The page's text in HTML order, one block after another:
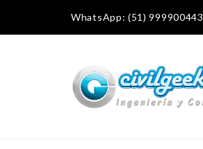
WhatsApp: (51) 999900443